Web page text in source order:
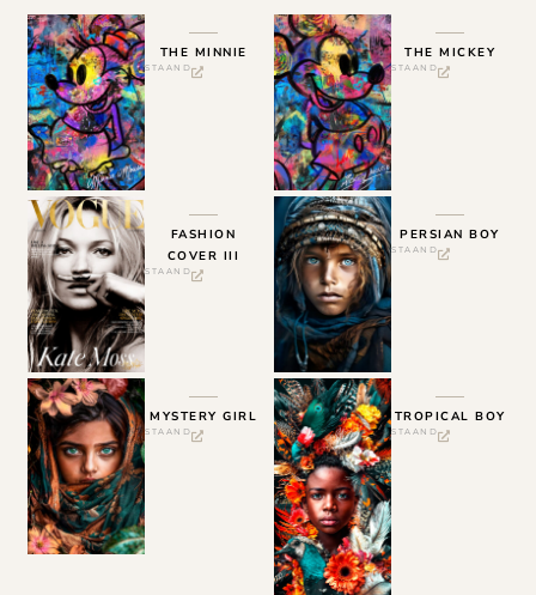
THE MINNIE
STAAND
THE MICKEY
STAAND
FASHION
COVER III
STAAND
PERSIAN BOY
STAAND
MYSTERY GIRL
STAAND
TROPICAL BOY
STAAND